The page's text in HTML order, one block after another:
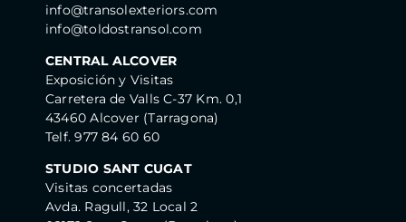
info@transolexteriors.com
info@toldostransol.com
CENTRAL ALCOVER
Exposición y Visitas
Carretera de Valls C-37 Km. 0,1
43460 Alcover (Tarragona)
Telf. 977 84 60 60
STUDIO SANT CUGAT
Visitas concertadas
Avda. Ragull, 32 Local 2